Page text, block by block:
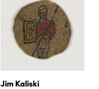
Jim Kaliski